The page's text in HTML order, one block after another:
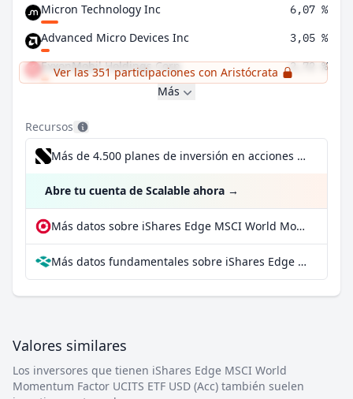
Micron Technology Inc
6,07 %
Advanced Micro Devices Inc 3,05 %
ExxonMobil Holdings Corp 2,72 %
Ver las 351 participaciones con Aristócrata
Más
Recursos
Más de 4.500 planes de inversión en acciones desde 1 €
Abre tu cuenta de Scalable ahora →
Más datos sobre iShares Edge MSCI World Momentum Factor UCITS ETF USD (Acc) en extraETF
Más datos fundamentales sobre iShares Edge MSCI World Momentum Factor UCITS ETF USD (Acc) en Parqet
Valores similares
Los inversores que tienen iShares Edge MSCI World
Momentum Factor UCITS ETF USD (Acc) también suelen